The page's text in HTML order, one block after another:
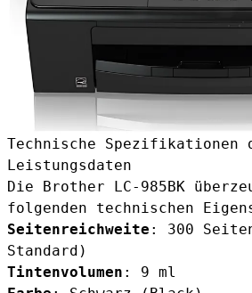
Technische Spezifikationen
Leistungsdaten
Die Brother LC-985BK
folgenden technischen
Seitenreichweite : 300
Standard)
Tintenvolumen : 9 ml